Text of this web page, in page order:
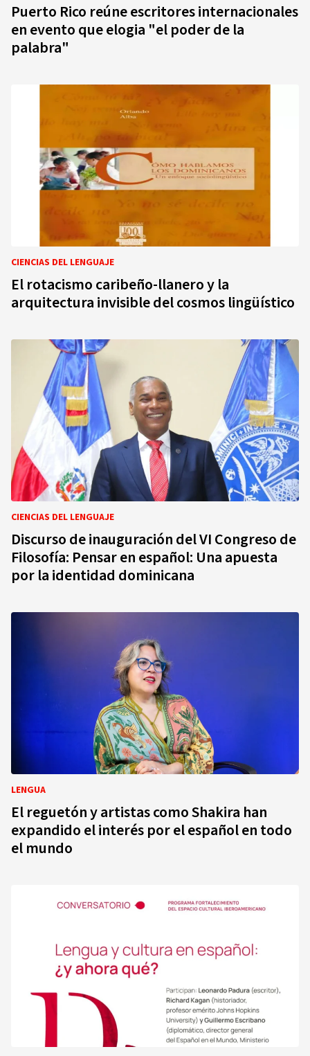
Puerto Rico reúne escritores internacionales
en evento que elogia "el poder de la
palabra"
CIENCIAS DEL LENGUAJE
El rotacismo caribeño-llanero y la
arquitectura invisible del cosmos lingüístico
CIENCIAS DEL LENGUAJE
Discurso de inauguración del VI Congreso de
Filosofía: Pensar en español: Una apuesta
por la identidad dominicana
LENGUA
El reguetón y artistas como Shakira han
expandido el interés por el español en todo
el mundo